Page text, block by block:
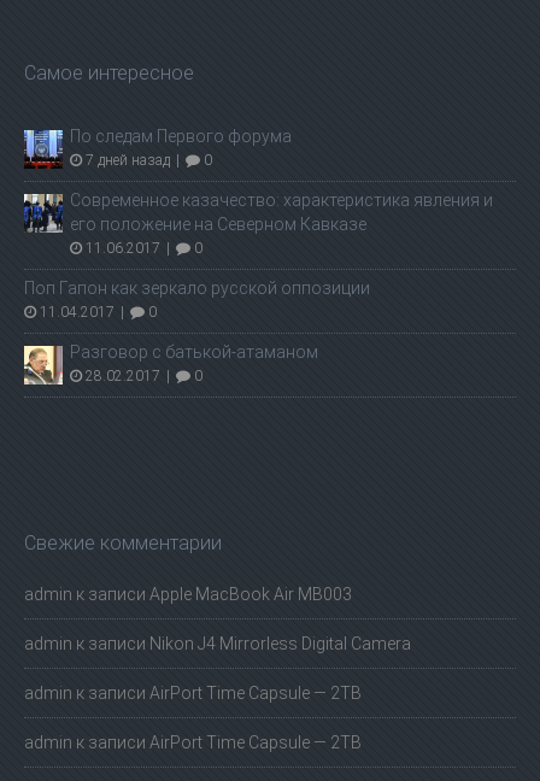
Самое интересное
По следам Первого форума
7 дней назад 0
Современное казачество: характеристика явления и
его положение на Северном Кавказе
11.06.2017 0
Поп Гапон как зеркало русской оппозиции
11.04.2017 0
Разговор с батькой-атаманом
28.02.2017 0
Свежие комментарии
admin к записи Apple MacBook Air MB003
admin к записи Nikon J4 Mirrorless Digital Camera
admin к записи AirPort Time Capsule — 2TB
admin к записи AirPort Time Capsule — 2TB